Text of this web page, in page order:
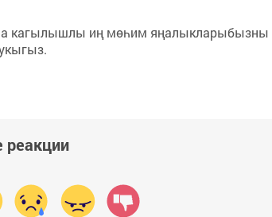
кагылышлы иң мөһим яңалыкларыбызны
реакции